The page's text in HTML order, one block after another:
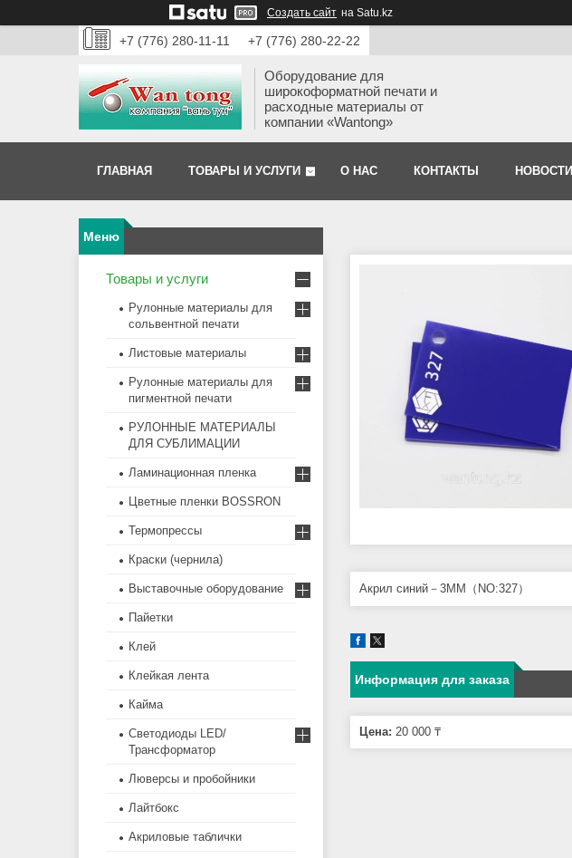
Создать сайт на Satu.kz
+7 (776) 280-11-11 +7 (776) 280-22-22
Оборудование для
широкоформатной печати и
расходные материалы от
компании «Wantong»
ГЛАВНАЯ ТОВАРЫ И УСЛУГИ О НАС КОНТАКТЫ НОВОСТИ
Акрил синий－3MM（NO:327）
Информация для заказа
Цена: 20 000 ₸
Товары и услуги
Рулонные материалы для
сольвентной печати
Листовые материалы
Рулонные материалы для
пигментной печати
РУЛОННЫЕ МАТЕРИАЛЫ
ДЛЯ СУБЛИМАЦИИ
Ламинационная пленка
Цветные пленки BOSSRON
Термопрессы
Краски (чернила)
Выставочные оборудование
Пайетки
Клей
Клейкая лента
Кайма
Светодиоды LED/
Трансформатор
Люверсы и пробойники
Лайтбокс
Акриловые таблички